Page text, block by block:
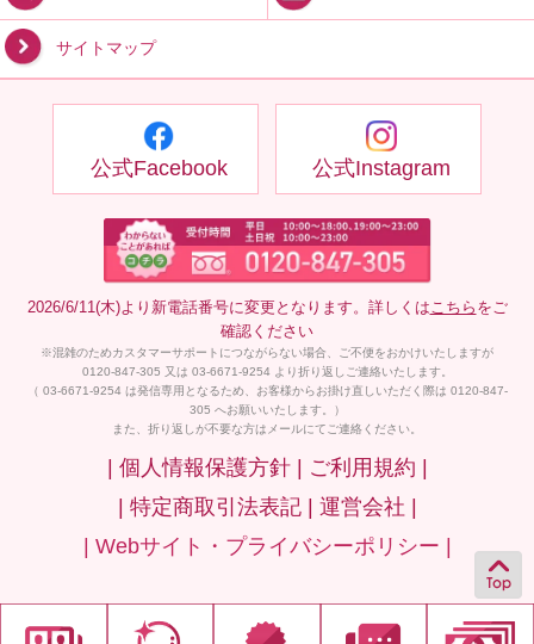
サイトマップ
公式Facebook 公式Instagram
2026/6/11(木)より新電話番号に変更となります。詳しくは こちら をご
確認ください
※混雑のためカスタマーサポートにつながらない場合、ご不便をおかけいたしますが
0120-847-305 又は 03-6671-9254 より折り返しご連絡いたします。
（ 03-6671-9254 は発信専用となるため、お客様からお掛け直しいただく際は 0120-847-
305 へお願いいたします。）
また、折り返しが不要な方はメールにてご連絡ください。
| 個人情報保護方針 | ご利用規約 |
| 特定商取引法表記 | 運営会社 |
| Webサイト・プライバシーポリシー |